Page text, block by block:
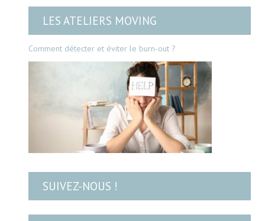
LES ATELIERS MOVING
Comment détecter et éviter le burn-out ?
SUIVEZ-NOUS !